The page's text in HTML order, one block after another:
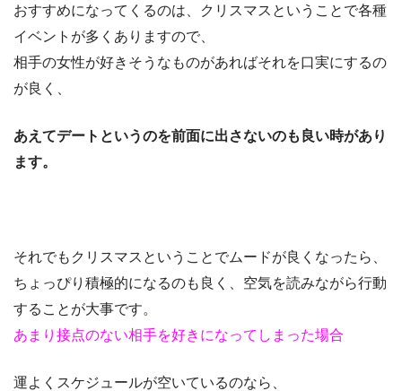
おすすめになってくるのは、クリスマスということで各種
イベントが多くありますので、
相手の女性が好きそうなものがあればそれを口実にするの
が良く、
あえてデートというのを前面に出さないのも良い時があり
ます。
それでもクリスマスということでムードが良くなったら、
ちょっぴり積極的になるのも良く、空気を読みながら行動
することが大事です。
あまり接点のない相手を好きになってしまった場合
運よくスケジュールが空いているのなら、